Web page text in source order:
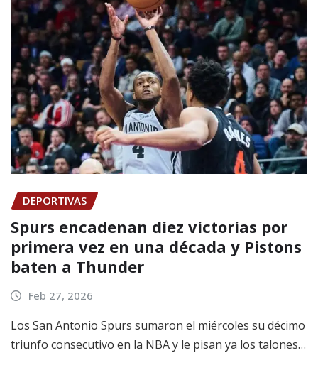
DEPORTIVAS
Spurs encadenan diez victorias por
primera vez en una década y Pistons
baten a Thunder
Feb 27, 2026
Los San Antonio Spurs sumaron el miércoles su décimo
triunfo consecutivo en la NBA y le pisan ya los talones…